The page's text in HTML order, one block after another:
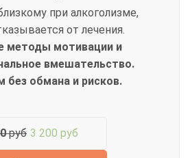
при алкоголизме,
от лечения.
методы мотивации и
вмешательство.
без обмана и рисков.
руб 3 200 руб